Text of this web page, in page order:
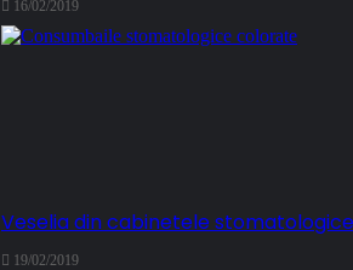
16/02/2019
Veselia din cabinetele stomatologice
19/02/2019